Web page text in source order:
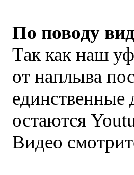
По поводу
Так как наш
от наплыва
единственные
остаются
Видео